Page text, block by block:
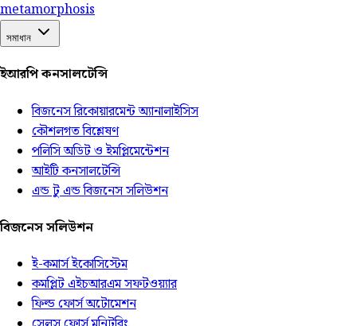
metamorphosis
সমাধান
ইআরপি কনসালটেন্সি
বিজনেস রিকোয়ারমেন্ট অ্যানালাইসিস
কৌশলগত বিশ্লেষণ
পলিসি অডিট ও ইমপ্লিমেন্টেশন
আইটি কনসালটেন্সি
এন্ড টু এন্ড বিজনেস সলিউশন
বিজনেস সলিউশন
ই-কমার্স ইকোসিস্টেম
কমপ্লিট এইচআরএম সফটওয়্যার
ফিল্ড ফোর্স অটোমেশন